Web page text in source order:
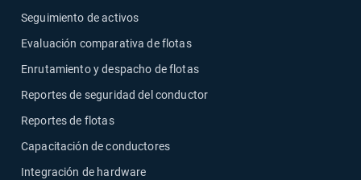
Seguimiento de activos
Evaluación comparativa de flotas
Enrutamiento y despacho de flotas
Reportes de seguridad del conductor
Reportes de flotas
Capacitación de conductores
Integración de hardware